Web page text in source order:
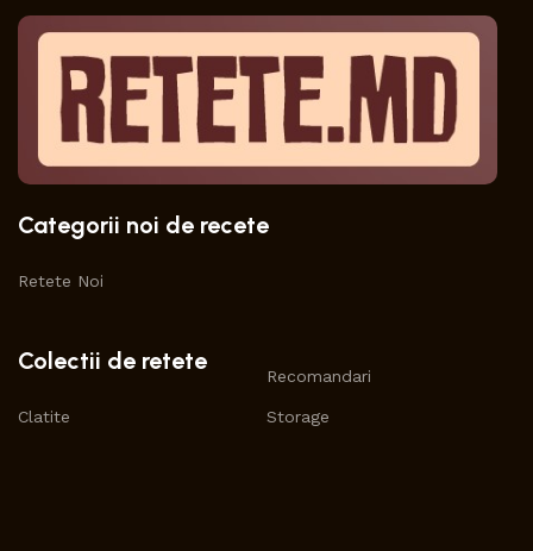
Categorii noi de recete
Retete Noi
Colectii de retete
Clatite
Recomandari
Storage